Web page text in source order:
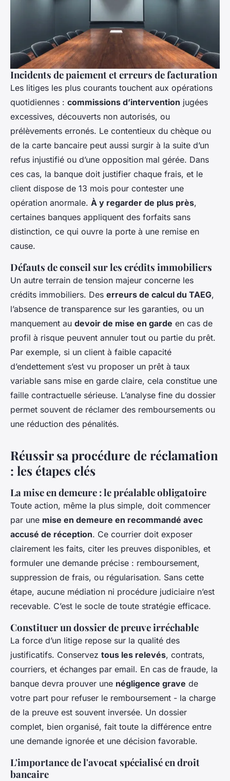
Incidents de paiement et erreurs de facturation
Les litiges les plus courants touchent aux opérations
quotidiennes : commissions d’intervention jugées
excessives, découverts non autorisés, ou
prélèvements erronés. Le contentieux du chèque ou
de la carte bancaire peut aussi surgir à la suite d’un
refus injustifié ou d’une opposition mal gérée. Dans
ces cas, la banque doit justifier chaque frais, et le
client dispose de 13 mois pour contester une
opération anormale. À y regarder de plus près,
certaines banques appliquent des forfaits sans
distinction, ce qui ouvre la porte à une remise en
cause.
Défauts de conseil sur les crédits immobiliers
Un autre terrain de tension majeur concerne les
crédits immobiliers. Des erreurs de calcul du TAEG,
l’absence de transparence sur les garanties, ou un
manquement au devoir de mise en garde en cas de
profil à risque peuvent annuler tout ou partie du prêt.
Par exemple, si un client à faible capacité
d’endettement s’est vu proposer un prêt à taux
variable sans mise en garde claire, cela constitue une
faille contractuelle sérieuse. L’analyse fine du dossier
permet souvent de réclamer des remboursements ou
une réduction des pénalités.
Réussir sa procédure de réclamation
: les étapes clés
La mise en demeure : le préalable obligatoire
Toute action, même la plus simple, doit commencer
par une mise en demeure en recommandé avec
accusé de réception. Ce courrier doit exposer
clairement les faits, citer les preuves disponibles, et
formuler une demande précise : remboursement,
suppression de frais, ou régularisation. Sans cette
étape, aucune médiation ni procédure judiciaire n’est
recevable. C’est le socle de toute stratégie efficace.
Constituer un dossier de preuve irréchable
La force d’un litige repose sur la qualité des
justificatifs. Conservez tous les relevés, contrats,
courriers, et échanges par email. En cas de fraude, la
banque devra prouver une négligence grave de
votre part pour refuser le remboursement - la charge
de la preuve est souvent inversée. Un dossier
complet, bien organisé, fait toute la différence entre
une demande ignorée et une décision favorable.
L'importance de l'avocat spécialisé en droit
bancaire